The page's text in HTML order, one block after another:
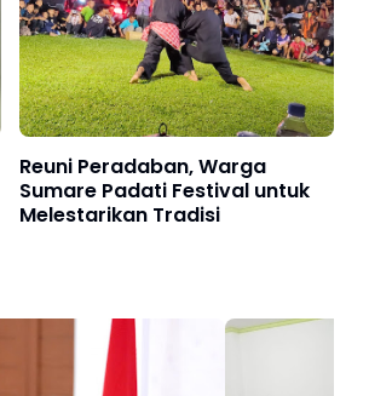
Reuni Peradaban, Warga
Sumare Padati Festival untuk
Melestarikan Tradisi